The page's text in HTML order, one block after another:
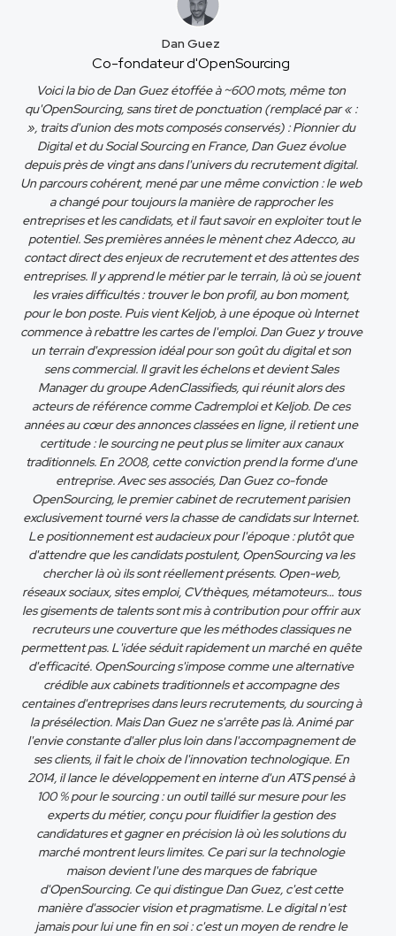
Dan Guez
Co-fondateur d'OpenSourcing
Voici la bio de Dan Guez étoffée à ~600 mots, même ton
qu'OpenSourcing, sans tiret de ponctuation (remplacé par « :
», traits d'union des mots composés conservés) : Pionnier du
Digital et du Social Sourcing en France, Dan Guez évolue
depuis près de vingt ans dans l'univers du recrutement digital.
Un parcours cohérent, mené par une même conviction : le web
a changé pour toujours la manière de rapprocher les
entreprises et les candidats, et il faut savoir en exploiter tout le
potentiel. Ses premières années le mènent chez Adecco, au
contact direct des enjeux de recrutement et des attentes des
entreprises. Il y apprend le métier par le terrain, là où se jouent
les vraies difficultés : trouver le bon profil, au bon moment,
pour le bon poste. Puis vient Keljob, à une époque où Internet
commence à rebattre les cartes de l'emploi. Dan Guez y trouve
un terrain d'expression idéal pour son goût du digital et son
sens commercial. Il gravit les échelons et devient Sales
Manager du groupe AdenClassifieds, qui réunit alors des
acteurs de référence comme Cadremploi et Keljob. De ces
années au cœur des annonces classées en ligne, il retient une
certitude : le sourcing ne peut plus se limiter aux canaux
traditionnels. En 2008, cette conviction prend la forme d'une
entreprise. Avec ses associés, Dan Guez co-fonde
OpenSourcing, le premier cabinet de recrutement parisien
exclusivement tourné vers la chasse de candidats sur Internet.
Le positionnement est audacieux pour l'époque : plutôt que
d'attendre que les candidats postulent, OpenSourcing va les
chercher là où ils sont réellement présents. Open-web,
réseaux sociaux, sites emploi, CVthèques, métamoteurs… tous
les gisements de talents sont mis à contribution pour offrir aux
recruteurs une couverture que les méthodes classiques ne
permettent pas. L'idée séduit rapidement un marché en quête
d'efficacité. OpenSourcing s'impose comme une alternative
crédible aux cabinets traditionnels et accompagne des
centaines d'entreprises dans leurs recrutements, du sourcing à
la présélection. Mais Dan Guez ne s'arrête pas là. Animé par
l'envie constante d'aller plus loin dans l'accompagnement de
ses clients, il fait le choix de l'innovation technologique. En
2014, il lance le développement en interne d'un ATS pensé à
100 % pour le sourcing : un outil taillé sur mesure pour les
experts du métier, conçu pour fluidifier la gestion des
candidatures et gagner en précision là où les solutions du
marché montrent leurs limites. Ce pari sur la technologie
maison devient l'une des marques de fabrique
d'OpenSourcing. Ce qui distingue Dan Guez, c'est cette
manière d'associer vision et pragmatisme. Le digital n'est
jamais pour lui une fin en soi : c'est un moyen de rendre le